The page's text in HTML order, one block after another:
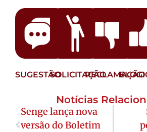
SUGESTÃOSOLICITAÇÃORECLAMAÇÃO
Notícias
Senge lança nova
versão do Boletim